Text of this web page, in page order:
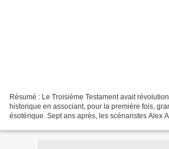
Résumé : Le Troisième Testament avait
historique en associant, pour la première fois,
ésotérique. Sept ans après, les scénaristes Alex